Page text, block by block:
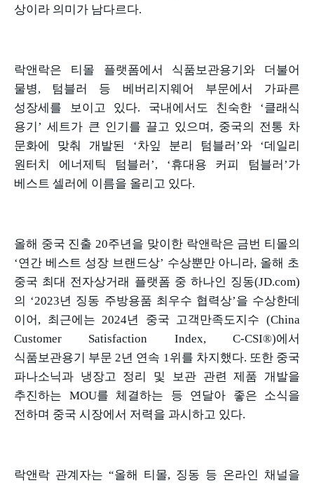
상이라 의미가 남다르다.
락앤락은 티몰 플랫폼에서 식품보관용기와 더불어
물병, 텀블러 등 베버리지웨어 부문에서 가파른
성장세를 보이고 있다. 국내에서도 친숙한 ‘클래식
용기 ’세트가 큰 인기를 끌고 있으며 , 중국의 전통 차
문화에 맞춰 개발된
‘차잎 분리 텀블러 ’와‘데일리
원터치 에너제틱 텀블러 ’, ‘휴대용 커피 텀블러 ’가
베스트 셀러에 이름을 올리고 있다.
올해 중국 진출 20주년을 맞이한 락앤락은 금번 티몰의
‘연간 베스트 성장 브랜드상’ 수상뿐만 아니라, 올해 초
중국 최대 전자상거래 플랫폼 중 하나인 징동(JD.com)
의 ‘2023년 징동 주방용품 최우수 협력상’을 수상한데
이어 , 최근에는 2024년 중국 고객만족도지수 (China
Customer Satisfaction Index, C-CSI®)에서
식품보관용기 부문 2년 연속 1위를 차지했다. 또한 중국
파나소닉과 냉장고 정리 및 보관 관련 제품 개발을
추진하는 MOU를 체결하는 등 연달아 좋은 소식을
전하며 중국 시장에서 저력을 과시하고 있다.
락앤락 관계자는 “올해 티몰, 징동 등 온라인 채널을